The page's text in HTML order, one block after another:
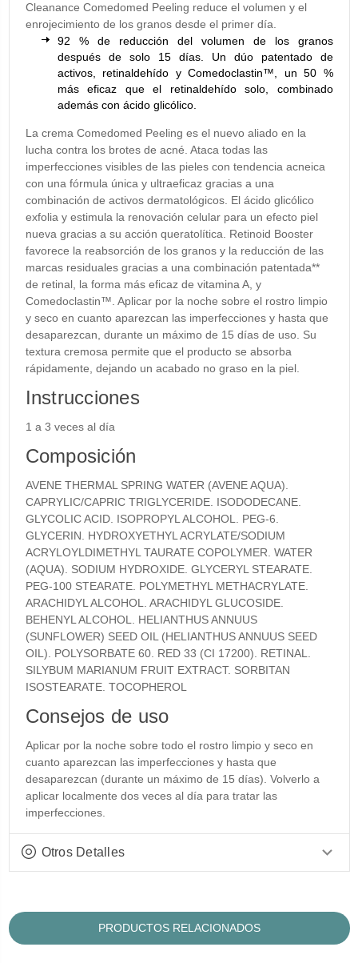
Cleanance Comedomed Peeling reduce el volumen y el
enrojecimiento de los granos desde el primer día.
92 % de reducción del volumen de los granos
después de solo 15 días. Un dúo patentado de
activos, retinaldehído y Comedoclastin™, un 50 %
más eficaz que el retinaldehído solo, combinado
además con ácido glicólico.
La crema Comedomed Peeling es el nuevo aliado en la
lucha contra los brotes de acné. Ataca todas las
imperfecciones visibles de las pieles con tendencia acneica
con una fórmula única y ultraeficaz gracias a una
combinación de activos dermatológicos. El ácido glicólico
exfolia y estimula la renovación celular para un efecto piel
nueva gracias a su acción queratolítica. Retinoid Booster
favorece la reabsorción de los granos y la reducción de las
marcas residuales gracias a una combinación patentada**
de retinal, la forma más eficaz de vitamina A, y
Comedoclastin™. Aplicar por la noche sobre el rostro limpio
y seco en cuanto aparezcan las imperfecciones y hasta que
desaparezcan, durante un máximo de 15 días de uso. Su
textura cremosa permite que el producto se absorba
rápidamente, dejando un acabado no graso en la piel.
Instrucciones
1 a 3 veces al día
Composición
AVENE THERMAL SPRING WATER (AVENE AQUA).
CAPRYLIC/CAPRIC TRIGLYCERIDE. ISODODECANE.
GLYCOLIC ACID. ISOPROPYL ALCOHOL. PEG-6.
GLYCERIN. HYDROXYETHYL ACRYLATE/SODIUM
ACRYLOYLDIMETHYL TAURATE COPOLYMER. WATER
(AQUA). SODIUM HYDROXIDE. GLYCERYL STEARATE.
PEG-100 STEARATE. POLYMETHYL METHACRYLATE.
ARACHIDYL ALCOHOL. ARACHIDYL GLUCOSIDE.
BEHENYL ALCOHOL. HELIANTHUS ANNUUS
(SUNFLOWER) SEED OIL (HELIANTHUS ANNUUS SEED
OIL). POLYSORBATE 60. RED 33 (CI 17200). RETINAL.
SILYBUM MARIANUM FRUIT EXTRACT. SORBITAN
ISOSTEARATE. TOCOPHEROL
Consejos de uso
Aplicar por la noche sobre todo el rostro limpio y seco en
cuanto aparezcan las imperfecciones y hasta que
desaparezcan (durante un máximo de 15 días). Volverlo a
aplicar localmente dos veces al día para tratar las
imperfecciones.
Otros Detalles
PRODUCTOS RELACIONADOS